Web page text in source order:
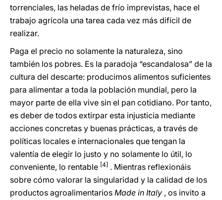
torrenciales, las heladas de frío imprevistas, hace el
trabajo agrícola una tarea cada vez más difícil de
realizar.
Paga el precio no solamente la naturaleza, sino
también los pobres. Es la paradoja “escandalosa” de la
cultura del descarte: producimos alimentos suficientes
para alimentar a toda la población mundial, pero la
mayor parte de ella vive sin el pan cotidiano. Por tanto,
es deber de todos extirpar esta injusticia mediante
acciones concretas y buenas prácticas, a través de
políticas locales e internacionales que tengan la
valentía de elegir lo justo y no solamente lo útil, lo
conveniente, lo rentable [4] . Mientras reflexionáis
sobre cómo valorar la singularidad y la calidad de los
productos agroalimentarios Made in Italy , os invito a